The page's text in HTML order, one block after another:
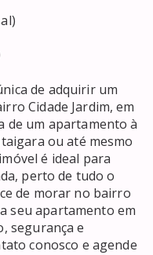
de adquirir um
Cidade Jardim, em
de um apartamento à
ou até mesmo
é ideal para
perto de tudo o
de morar no bairro
seu apartamento em
segurança e
conosco e agende